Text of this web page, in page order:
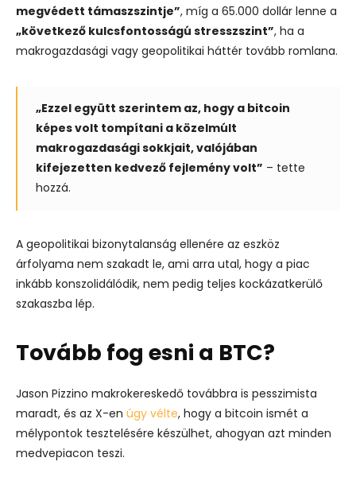
megvédett támaszszintje”, míg a 65.000 dollár lenne a
„következő kulcsfontosságú stresszszint”, ha a
makrogazdasági vagy geopolitikai háttér tovább romlana.
„Ezzel együtt szerintem az, hogy a bitcoin
képes volt tompítani a közelmúlt
makrogazdasági sokkjait, valójában
kifejezetten kedvező fejlemény volt” – tette
hozzá.
A geopolitikai bizonytalanság ellenére az eszköz
árfolyama nem szakadt le, ami arra utal, hogy a piac
inkább konszolidálódik, nem pedig teljes kockázatkerülő
szakaszba lép.
Tovább fog esni a BTC?
Jason Pizzino makrokereskedő továbbra is pesszimista
maradt, és az X-en úgy vélte, hogy a bitcoin ismét a
mélypontok tesztelésére készülhet, ahogyan azt minden
medvepiacon teszi.